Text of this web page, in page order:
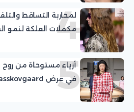
4
لمحاربة التساقط
مكملات العلكة لنمو
5
أزياء مستوحاة من روح